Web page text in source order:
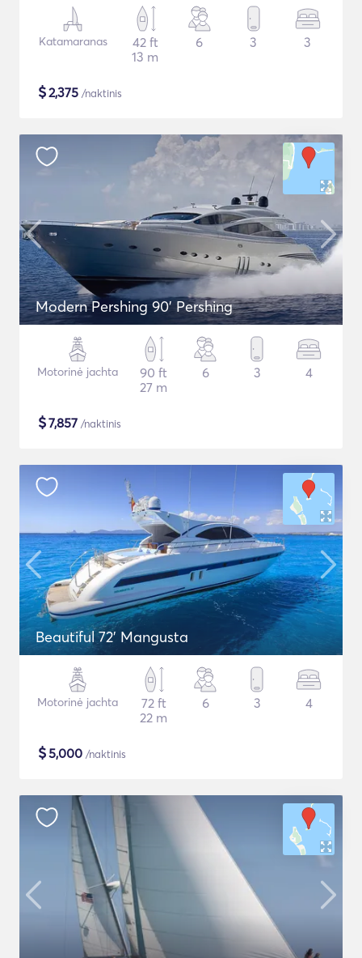
Katamaranas
42 ft
13 m
6 3 3
$2,375 /naktinis
Modern Pershing 90' Pershing
Motorinė jachta
90 ft
27 m
6 3 4
$7,857 /naktinis
Beautiful 72' Mangusta
Motorinė jachta
72 ft
22 m
6 3 4
$5,000 /naktinis